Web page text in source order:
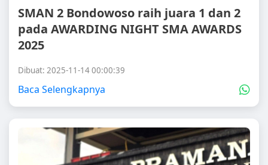
SMAN 2 Bondowoso raih juara 1 dan 2
pada AWARDING NIGHT SMA AWARDS
2025
Dibuat: 2025-11-14 00:00:39
Baca Selengkapnya